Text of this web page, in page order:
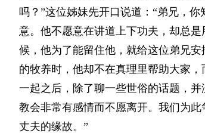
吗？”这位姊妹先开口说道：“弟兄，
意。他不愿意在讲道上下功夫，却总
候，他为了能留住他，就给这位弟兄
的牧养时，他却不在真理里帮助大家
一起之后，除了聊一些世俗的话题，
教会非常有感情而不愿离开。我们为
丈夫的缘故。”